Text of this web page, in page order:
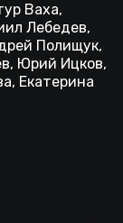
Ваха,
Лебедев,
Полищук,
Юрий Ицков,
Екатерина